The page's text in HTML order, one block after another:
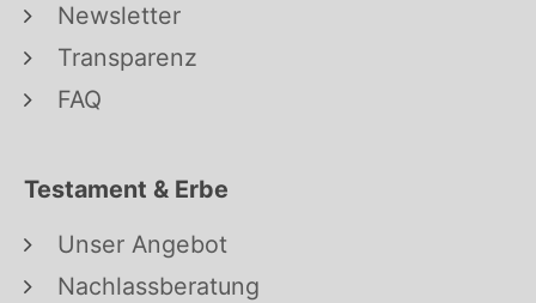
Newsletter
Transparenz
FAQ
Testament & Erbe
Unser Angebot
Nachlassberatung